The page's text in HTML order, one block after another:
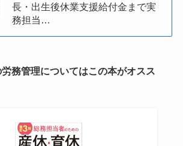
長・出生後休業支援給付金まで実
務担当…
務管理についてはこの本がオスス